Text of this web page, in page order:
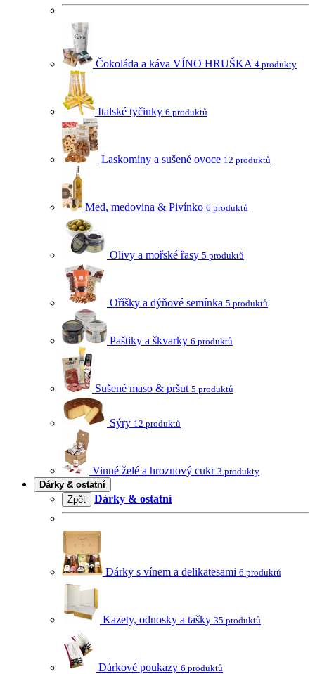
Čokoláda a káva VÍNO HRUŠKA 4 produkty
Italské tyčinky 6 produktů
Laskominy a sušené ovoce 12 produktů
Med, medovina & Pivínko 6 produktů
Olivy a mořské řasy 5 produktů
Oříšky a dýňové semínka 5 produktů
Paštiky a škvarky 6 produktů
Sušené maso & pršut 5 produktů
Sýry 12 produktů
Vinné želé a hroznový cukr 3 produkty
Dárky & ostatní
Zpět
Dárky & ostatní
Dárky s vínem a delikatesami 6 produktů
Kazety, odnosky a tašky 35 produktů
Dárkové poukazy 6 produktů